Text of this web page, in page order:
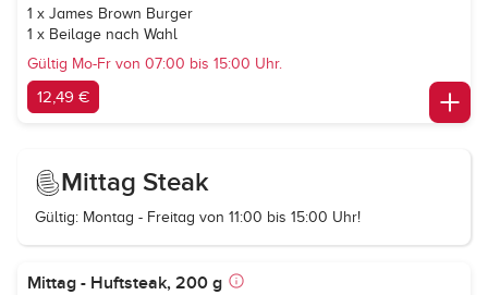
1 x James Brown Burger
1 x Beilage nach Wahl
Gültig Mo-Fr von 07:00 bis 15:00 Uhr.
12,49 €
Mittag Steak
Gültig: Montag - Freitag von 11:00 bis 15:00 Uhr!
Mittag - Huftsteak, 200 g